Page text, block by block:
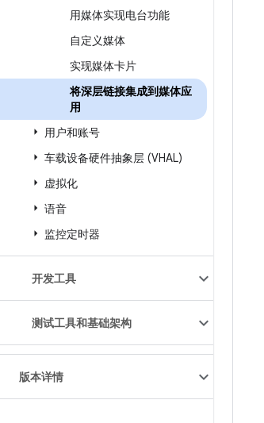
用媒体实现电台功能
自定义媒体
实现媒体卡片
将深层链接集成到媒体应
用
用户和账号
车载设备硬件抽象层 (VHAL)
虚拟化
语音
监控定时器
开发工具
测试工具和基础架构
版本详情